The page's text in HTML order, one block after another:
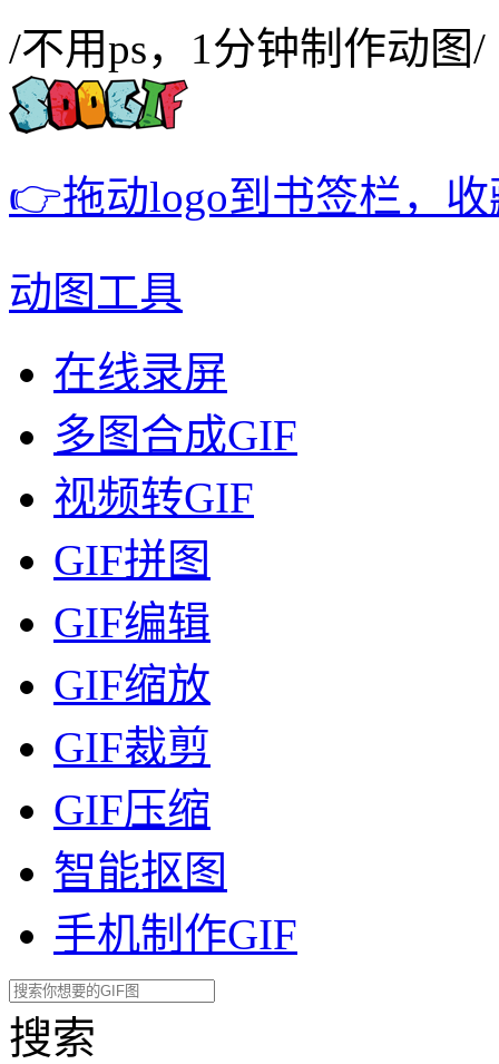
/不用ps，1分钟制作动图/
👉拖动logo到书签栏，
动图工具
在线录屏
多图合成GIF
视频转GIF
GIF拼图
GIF编辑
GIF缩放
GIF裁剪
GIF压缩
智能抠图
手机制作GIF
搜索